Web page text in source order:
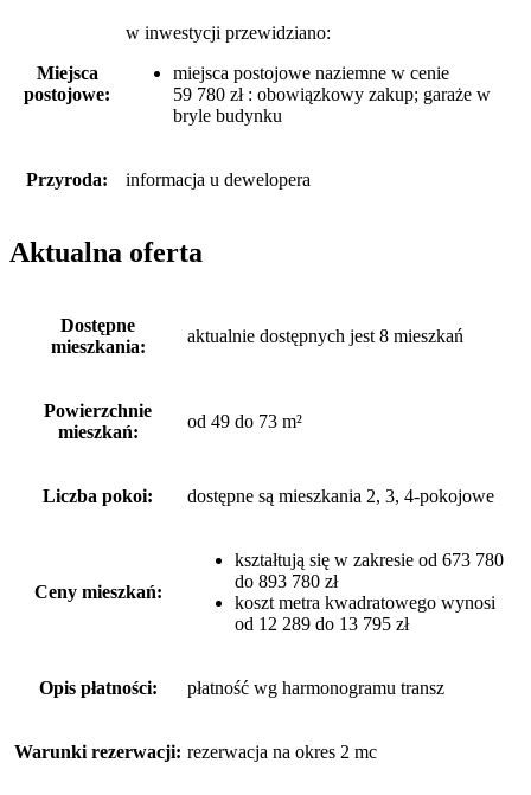
Miejsca
postojowe:
w inwestycji przewidziano:
miejsca postojowe naziemne w cenie
59 780 zł : obowiązkowy zakup; garaże w
bryle budynku
Przyroda: informacja u dewelopera
Aktualna oferta
Dostępne
mieszkania:
aktualnie dostępnych jest 8 mieszkań
Powierzchnie
mieszkań:
od 49 do 73 m²
Liczba pokoi: dostępne są mieszkania 2, 3, 4-pokojowe
Ceny mieszkań:
kształtują się w zakresie od 673 780
do 893 780 zł
koszt metra kwadratowego wynosi
od 12 289 do 13 795 zł
Opis płatności: płatność wg harmonogramu transz
Warunki rezerwacji: rezerwacja na okres 2 mc